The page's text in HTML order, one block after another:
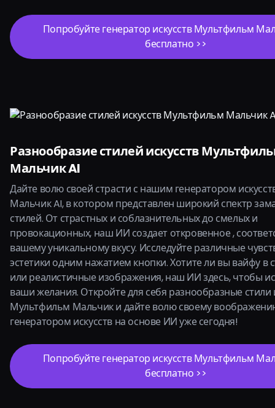
Попробуйте генератор искусств Мультфильм
бесплатно >>
Разнообразие стилей искусств
Мальчик AI
Дайте волю своей страсти с нашим генератором
Мальчик AI, в котором представлен широкий спектр
стилей. От страстных и соблазнительных до смелых и
провокационных, наш ИИ создает откровенное ,
вашему уникальному вкусу. Исследуйте различные
эстетики одним нажатием кнопки. Хотите ли вы вайфу в
или реалистичные изображения, наш ИИ здесь, чтобы
ваши желания. Откройте для себя разнообразные стили
Мультфильм Мальчик и дайте волю своему
генератором искусств на основе ИИ уже сегодня!
Попробуйте генератор искусств Мультфильм
бесплатно >>